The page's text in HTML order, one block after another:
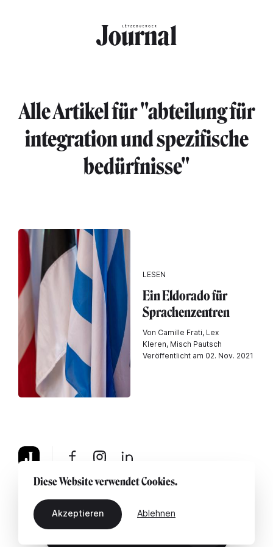
Alle Artikel für "abteilung für
integration und spezifische
bedürfnisse"
LESEN
Ein Eldorado für
Sprachenzentren
Von Camille Frati, Lex
Kleren, Misch Pautsch
Veröffentlicht am 02. Nov. 2021
Über uns Rechtshinweis Kontaktiere uns
Diese Website verwendet Cookies.
Akzeptieren Ablehnen